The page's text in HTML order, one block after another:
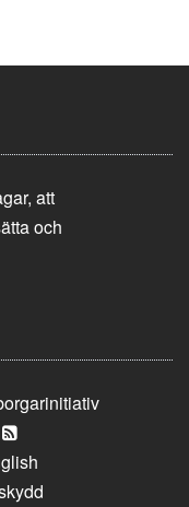
att
och